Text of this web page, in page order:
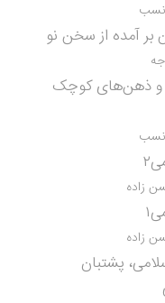
آمده از سخن نو
و ذهن‌های کوچک
زاده
زاده
پشتبان